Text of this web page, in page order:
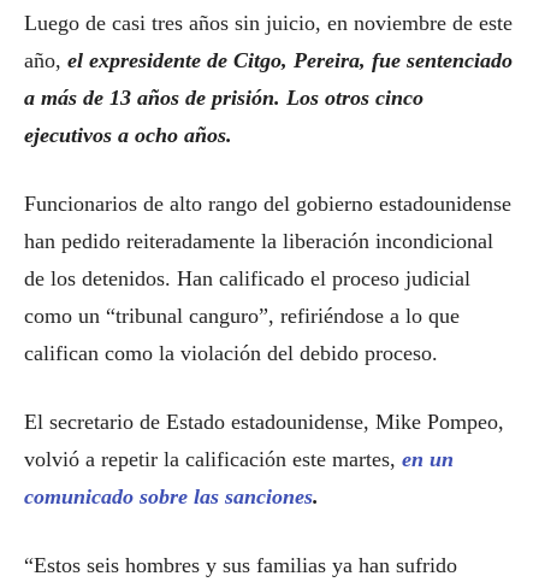
Luego de casi tres años sin juicio, en noviembre de este
año, el expresidente de Citgo, Pereira, fue sentenciado
a más de 13 años de prisión. Los otros cinco
ejecutivos a ocho años.
Funcionarios de alto rango del gobierno estadounidense
han pedido reiteradamente la liberación incondicional
de los detenidos. Han calificado el proceso judicial
como un “tribunal canguro”, refiriéndose a lo que
califican como la violación del debido proceso.
El secretario de Estado estadounidense, Mike Pompeo,
volvió a repetir la calificación este martes, en un
comunicado sobre las sanciones.
“Estos seis hombres y sus familias ya han sufrido